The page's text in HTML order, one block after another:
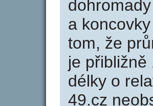
a
tom, že
je přibližně
délky o
49.cz